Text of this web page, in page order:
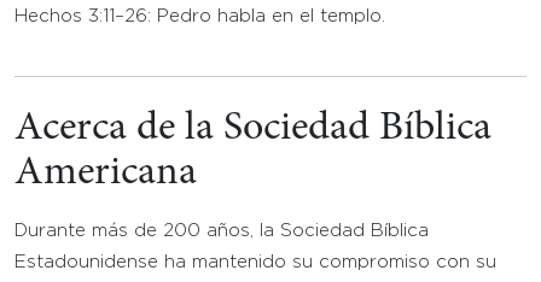
Hechos 3:11–26: Pedro habla en el templo.
Acerca de la Sociedad Bíblica
Americana
Durante más de 200 años, la Sociedad Bíblica
Estadounidense ha mantenido su compromiso con su